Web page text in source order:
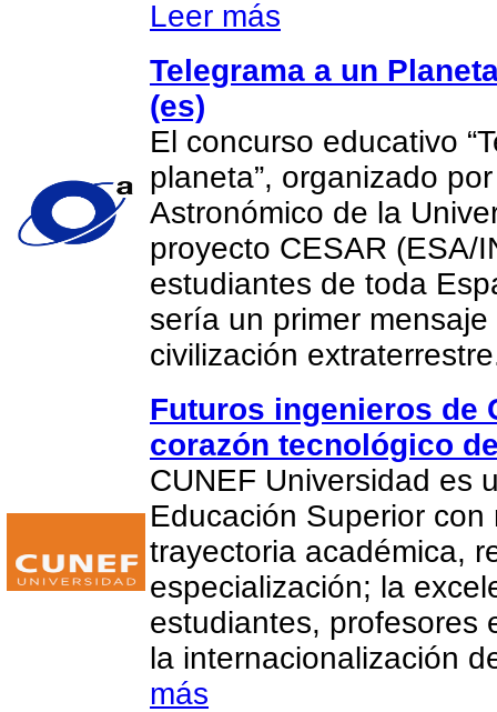
Leer más
Telegrama a un
(es)
El concurso educativo
planeta”, organizado
Astronómico de la
proyecto CESAR (ESA/
estudiantes de toda
sería un primer
civilización
Futuros ingenieros de
corazón tecnológico
CUNEF Universidad es
Educación Superior
trayectoria académica,
especialización; la
estudiantes, profesores
la internacionalización
más